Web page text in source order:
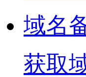
域名
获取